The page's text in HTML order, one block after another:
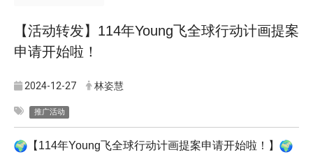
【活动转发】 114年Young飞全球行动计画提案
申请开始啦！
2024-12-27 林姿慧
推广活动
【114年Young飞全球行动计画提案申请开始啦！】